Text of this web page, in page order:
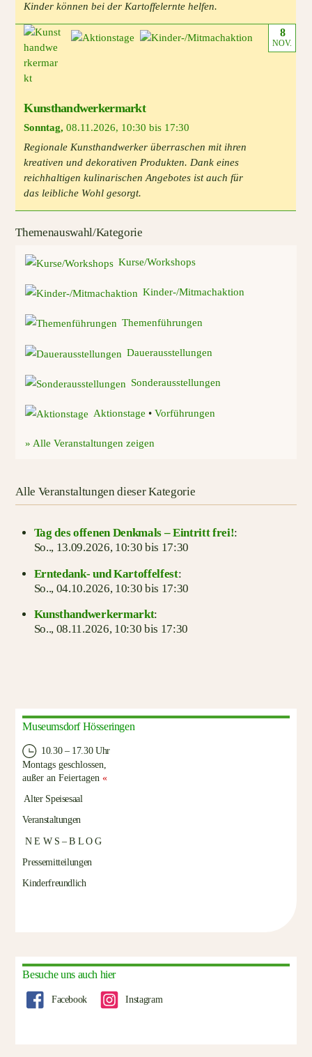
Kinder können bei der Kartoffelernte helfen.
Kunsthandwerkermarkt
Sonntag,08.11.2026, 10:30 bis 17:30
Regionale Kunsthandwerker überraschen mit ihren
kreativen und dekorativen Produkten. Dank eines
reichhaltigen kulinarischen Angebotes ist auch für
das leibliche Wohl gesorgt.
8
NOV.
Themenauswahl/Kategorie
Kurse/Workshops
Kinder-/Mitmachaktion
Themenführungen
Dauerausstellungen
Sonderausstellungen
Aktionstage •Vorführungen
» Alle Veranstaltungen zeigen
Alle Veranstaltungen dieser Kategorie
Tag des offenen Denkmals – Eintritt frei!:
So.., 13.09.2026, 10:30 bis 17:30
Erntedank- und Kartoffelfest:
So.., 04.10.2026, 10:30 bis 17:30
Kunsthandwerkermarkt:
So.., 08.11.2026, 10:30 bis 17:30
Museumsdorf Hösseringen
10.30 – 17.30 Uhr
Montags geschlossen,
außer an Feiertagen«
Alter Speisesaal
Veranstaltungen
N E W S – B L O G
Pressemitteilungen
Kinderfreundlich
Besuche uns auch hier
Facebook Instagram